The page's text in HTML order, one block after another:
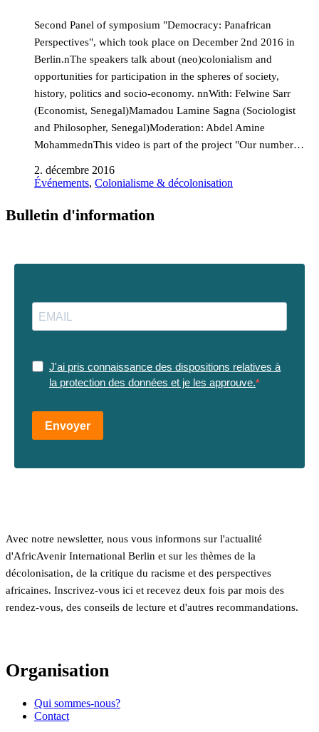
Second Panel of symposium "Democracy: Panafrican
Perspectives", which took place on December 2nd 2016 in
Berlin.nThe speakers talk about (neo)colonialism and
opportunities for participation in the spheres of society,
history, politics and socio-economy. nnWith: Felwine Sarr
(Economist, Senegal)Mamadou Lamine Sagna (Sociologist
and Philosopher, Senegal)Moderation: Abdel Amine
MohammednThis video is part of the project "Our number…
2. décembre 2016
Événements, Colonialisme & décolonisation
Bulletin d'information
J'ai pris connaissance des dispositions relatives à
la protection des données et je les approuve.
Envoyer
Avec notre newsletter, nous vous informons sur l'actualité
d'AfricAvenir International Berlin et sur les thèmes de la
décolonisation, de la critique du racisme et des perspectives
africaines. Inscrivez-vous ici et recevez deux fois par mois des
rendez-vous, des conseils de lecture et d'autres recommandations.
Organisation
Qui sommes-nous?
Contact